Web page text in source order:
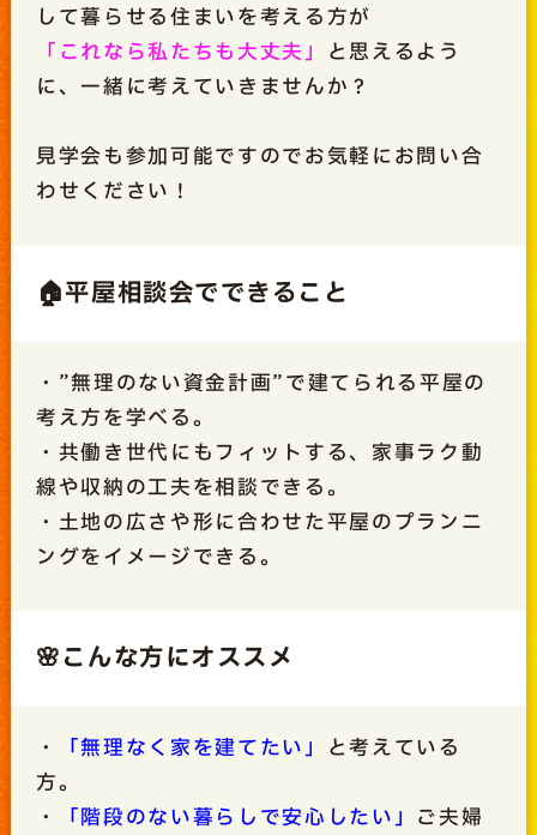
して暮らせる住まいを考える方が
「これなら私たちも大丈夫」 と思えるよう
に、一緒に考えていきませんか？
見学会も参加可能ですのでお気軽にお問い合
わせください！
🏠平屋相談会でできること
・”無理のない資金計画”で建てられる平屋の
考え方を学べる。
・共働き世代にもフィットする、家事ラク動
線や収納の工夫を相談できる。
・土地の広さや形に合わせた平屋のプランニ
ングをイメージできる。
🌸こんな方にオススメ
・ 「無理なく家を建てたい」 と考えている
方。
・
「階段のない暮らしで安心したい」 ご夫婦